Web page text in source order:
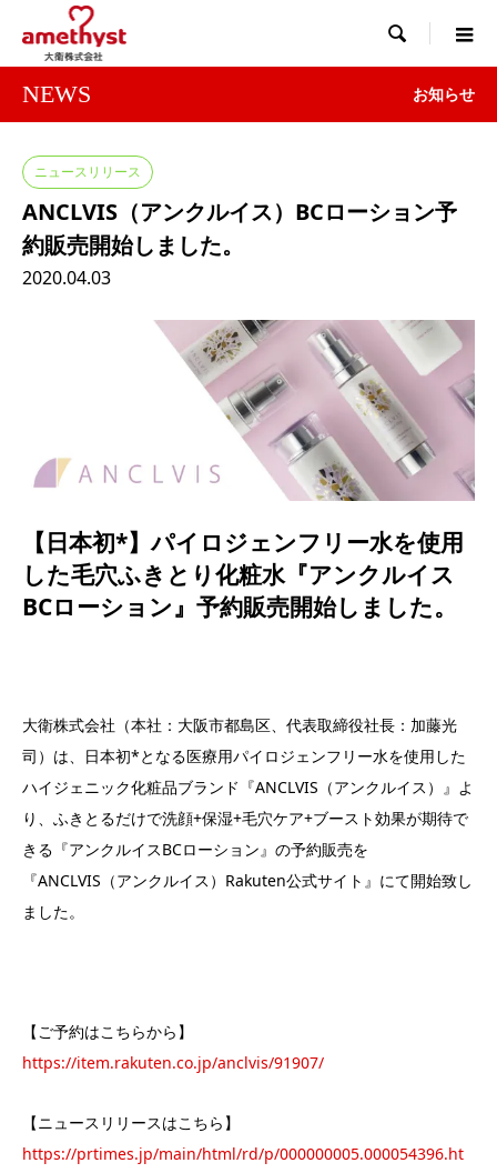

NEWS お知らせ
ニュースリリース
ANCLVIS（アンクルイス）BCローション予
約販売開始しました。
2020.04.03
【日本初*】パイロジェンフリー水を使用
した毛穴ふきとり化粧水『アンクルイス
BCローション』予約販売開始しました。
大衛株式会社（本社：大阪市都島区、代表取締役社長：加藤光
司）は、日本初*となる医療用パイロジェンフリー水を使用した
ハイジェニック化粧品ブランド『ANCLVIS（アンクルイス）』よ
り、ふきとるだけで洗顔+保湿+毛穴ケア+ブースト効果が期待で
きる『アンクルイスBCローション』の予約販売を
『ANCLVIS（アンクルイス）Rakuten公式サイト』にて開始致し
ました。
【ご予約はこちらから】
https://item.rakuten.co.jp/anclvis/91907/
【ニュースリリースはこちら】
https://prtimes.jp/main/html/rd/p/000000005.000054396.ht